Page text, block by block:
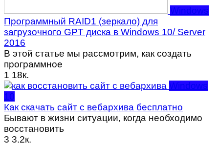
Windows
Программный RAID1 (зеркало) для
загрузочного GPT диска в Windows 10/ Server
2016
В этой статье мы рассмотрим, как создать
программное
1 18к.
Windows
10
Как скачать сайт с вебархива бесплатно
Бывают в жизни ситуации, когда необходимо
восстановить
3 3.2к.